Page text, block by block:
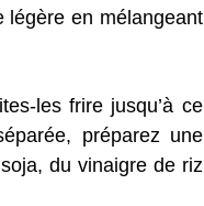
légère en mélangeant
les frire jusqu’à ce
préparez une
du vinaigre de riz